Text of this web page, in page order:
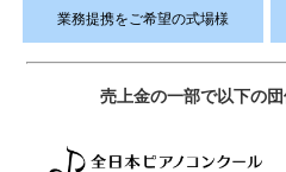
業務提携をご希望の式場様
売上金の一部で以下の